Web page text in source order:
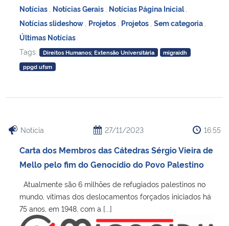
Notícias Notícias Gerais Notícias Página Inicial
Notícias slideshow Projetos Projetos Sem categoria
Últimas Notícias
Tags:
Direitos Humanos; Extensão Universitária
migraidh
ppgd ufsm
Notícia 27/11/2023 16:55
Carta dos Membros das Cátedras Sérgio Vieira de
Mello pelo fim do Genocídio do Povo Palestino
Atualmente são 6 milhões de refugiados palestinos no
mundo, vítimas dos deslocamentos forçados iniciados há
75 anos, em 1948, com a [...]